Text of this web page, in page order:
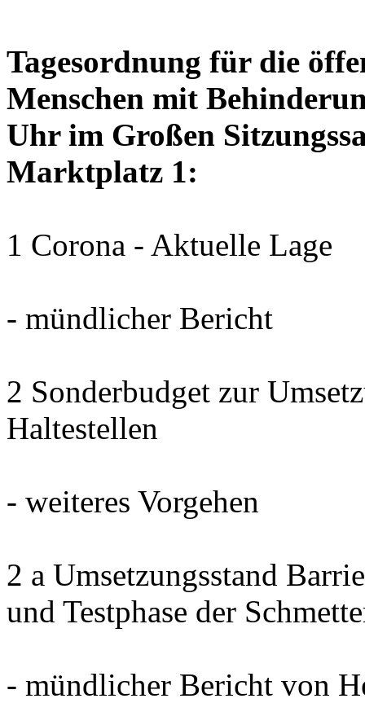
Tagesordnung für die
Menschen mit
Uhr im Großen
Marktplatz 1:
1 Corona - Aktuelle Lage
- mündlicher Bericht
2 Sonderbudget zur
Haltestellen
- weiteres Vorgehen
2 a Umsetzungsstand
und Testphase der
- mündlicher Bericht von